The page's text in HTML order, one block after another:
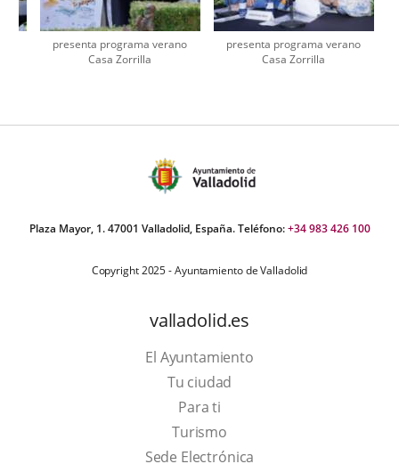
presenta programa verano
Casa Zorrilla
presenta programa verano
Casa Zorrilla
Plaza Mayor, 1. 47001 Valladolid, España. Teléfono:+34 983 426 100
Copyright 2025 - Ayuntamiento de Valladolid
valladolid.es
El Ayuntamiento
Tu ciudad
Para ti
TurismoEste
enlace
Sede Electrónica